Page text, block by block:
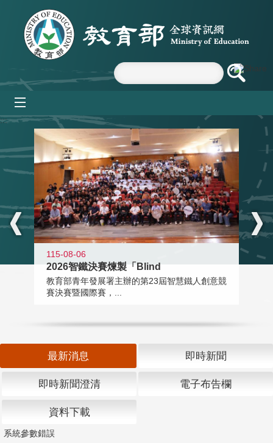
跳到主要內容區塊
:::
115-08-06
2026智鐵決賽煉製「Blind
教育部青年發展署主辦的第23屆智慧鐵人創意競
賽決賽暨國際賽，...
最新消息 即時新聞
即時新聞澄清 電子布告欄
資料下載
系統參數錯誤